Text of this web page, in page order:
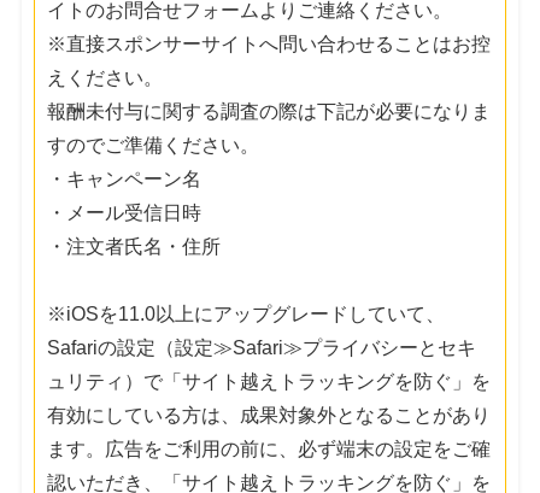
イトのお問合せフォームよりご連絡ください。
※直接スポンサーサイトへ問い合わせることはお控
えください。
報酬未付与に関する調査の際は下記が必要になりま
すのでご準備ください。
・キャンペーン名
・メール受信日時
・注文者氏名・住所
※iOSを11.0以上にアップグレードしていて、
Safariの設定（設定≫Safari≫プライバシーとセキ
ュリティ）で「サイト越えトラッキングを防ぐ」を
有効にしている方は、成果対象外となることがあり
ます。広告をご利用の前に、必ず端末の設定をご確
認いただき、「サイト越えトラッキングを防ぐ」を